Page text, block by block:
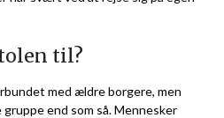
til?
med ældre borgere, men
end som så. Mennesker